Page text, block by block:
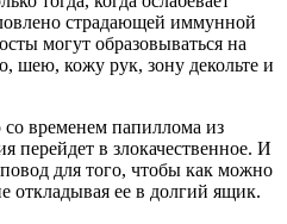
страдающей иммунной
могут образовываться на
шею, кожу рук, зону декольте и
со временем папиллома из
перейдет в злокачественное. И
для того, чтобы как можно
откладывая ее в долгий ящик.